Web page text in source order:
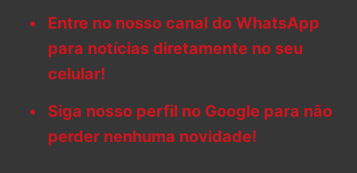
Entre no nosso canal do WhatsApp
para notícias diretamente no seu
celular!
Siga nosso perfil no Google para não
perder nenhuma novidade!